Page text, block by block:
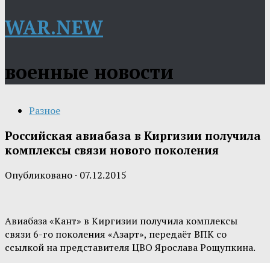
WAR.NEW
военные новости
Разное
Российская авиабаза в Киргизии получила
комплексы связи нового поколения
Опубликовано · 07.12.2015
Авиабаза «Кант» в Киргизии получила комплексы
связи 6-го поколения «Азарт», передаёт ВПК со
ссылкой на представителя ЦВО Ярослава Рощупкина.